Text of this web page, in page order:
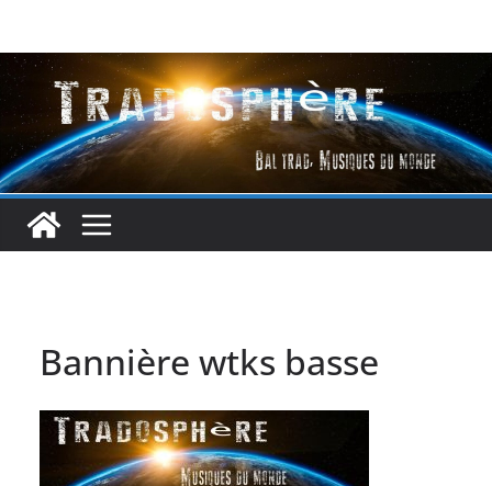
contenu
Bannière wtks basse